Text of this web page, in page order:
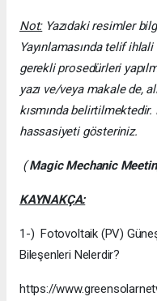
Not:Yazıdaki resimler
Yayınlamasında telif ihlali
gerekli prosedürleri
yazı ve/veya makale de,
kısmında
hassasiyeti gösteriniz.
(Magic Mechanic
KAYNAKÇA:
1-) Fotovoltaik (PV)
Bileşenleri Nelerdir?
https://